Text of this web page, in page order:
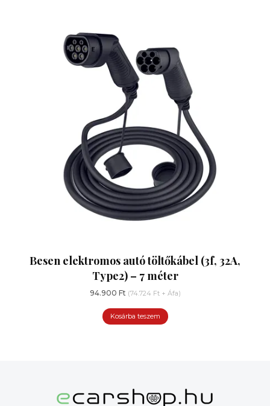
Besen elektromos autó töltőkábel (3f, 32A,
Type2) – 7 méter
94.900 Ft (74.724 Ft+ Áfa)
Kosárba teszem